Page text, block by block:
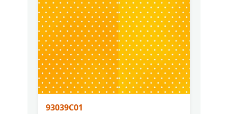
93039C01